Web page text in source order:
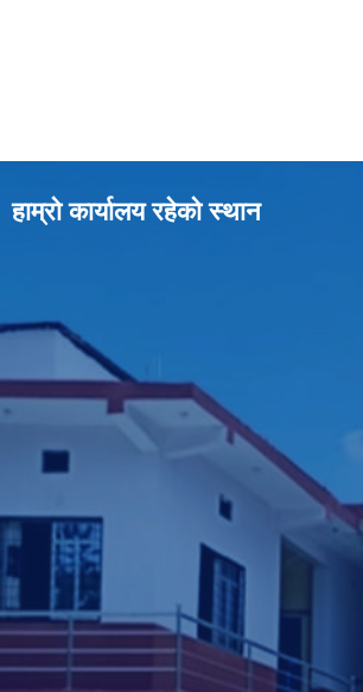
हाम्रो कार्यालय रहेको स्थान